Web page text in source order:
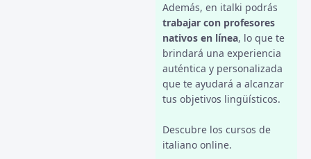
Además, en italki podrás
trabajar con profesores
nativos en línea, lo que te
brindará una experiencia
auténtica y personalizada
que te ayudará a alcanzar
tus objetivos lingüísticos.
Descubre los cursos de
italiano online.